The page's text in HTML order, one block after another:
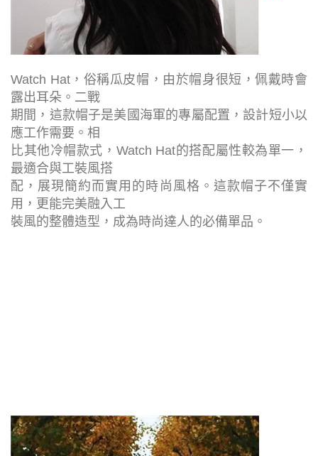
Watch Hat，俗稱瓜皮帽，由於帽身很短，佩戴時會
露出耳朵。二戰
期間，這款帽子是美國海軍的專屬配置，設計短小以
應工作需要。相
比其他冷帽款式，Watch Hat的搭配屬性較為單一，
最適合與工裝風搭
配，展現簡約而實用的時尚風格。這款帽子不僅實
用，更能完美融入工
裝風的整體造型，成為時尚達人的必備單品。